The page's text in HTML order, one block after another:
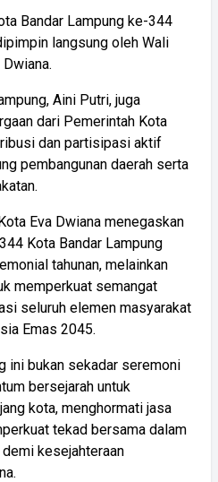
Bandar Lampung ke-344
langsung oleh Wali
Aini Putri, juga
dari Pemerintah Kota
dan partisipasi aktif
pembangunan daerah serta
Eva Dwiana menegaskan
Kota Bandar Lampung
tahunan, melainkan
memperkuat semangat
seluruh elemen masyarakat
Emas 2045.
ini bukan sekadar seremoni
bersejarah untuk
kota, menghormati jasa
tekad bersama dalam
kesejahteraan